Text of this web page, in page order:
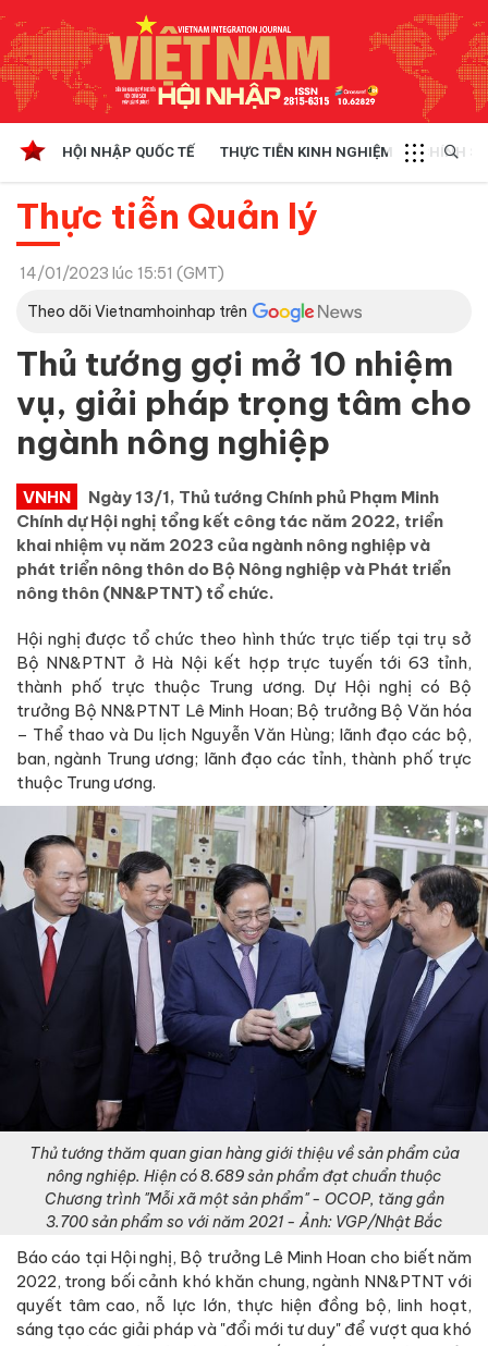
HỘI NHẬP QUỐC TẾ THỰC TIỄN KINH NGHIỆM CHÍNH
Thực tiễn Quản lý
14/01/2023 lúc 15:51 (GMT)
Theo dõi Vietnamhoinhap trên
Thủ tướng gợi mở 10 nhiệm
vụ, giải pháp trọng tâm cho
ngành nông nghiệp
VNHN
Ngày 13/1, Thủ tướng Chính phủ Phạm Minh
Chính dự Hội nghị tổng kết công tác năm 2022, triển
khai nhiệm vụ năm 2023 của ngành nông nghiệp và
phát triển nông thôn do Bộ Nông nghiệp và Phát triển
nông thôn (NN&PTNT) tổ chức.
Hội nghị được tổ chức theo hình thức trực tiếp tại trụ sở
Bộ NN&PTNT ở Hà Nội kết hợp trực tuyến tới 63 tỉnh,
thành phố trực thuộc Trung ương. Dự Hội nghị có Bộ
trưởng Bộ NN&PTNT Lê Minh Hoan; Bộ trưởng Bộ Văn hóa
– Thể thao và Du lịch Nguyễn Văn Hùng; lãnh đạo các bộ,
ban, ngành Trung ương; lãnh đạo các tỉnh, thành phố trực
thuộc Trung ương.
Thủ tướng thăm quan gian hàng giới thiệu về sản phẩm của
nông nghiệp. Hiện có 8.689 sản phẩm đạt chuẩn thuộc
Chương trình "Mỗi xã một sản phẩm" - OCOP, tăng gần
3.700 sản phẩm so với năm 2021 - Ảnh: VGP/Nhật Bắc
Báo cáo tại Hội nghị, Bộ trưởng Lê Minh Hoan cho biết năm
2022, trong bối cảnh khó khăn chung, ngành NN&PTNT với
quyết tâm cao, nỗ lực lớn, thực hiện đồng bộ, linh hoạt,
sáng tạo các giải pháp và "đổi mới tư duy" để vượt qua khó